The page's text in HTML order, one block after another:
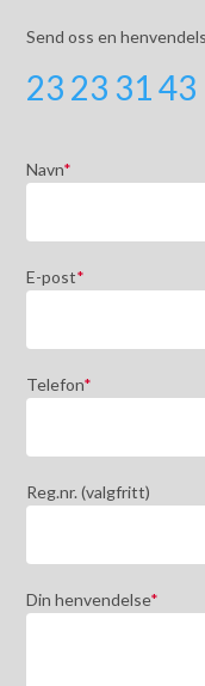
Send oss en
23 23 31 43
Navn*
E-post*
Telefon*
Reg.nr. (valgfritt)
Din henvendelse*